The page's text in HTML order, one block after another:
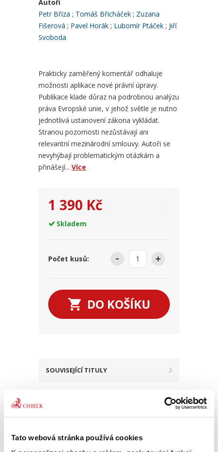
Tato webová stránka používá cookies
Autoři
Petr Bříza
Tomáš Břicháček
Zuzana
Fišerová
Pavel Horák Lubomír Ptáček
Jiří
Svoboda
Prakticky zaměřený komentář odhaluje
možnosti aplikace nové právní úpravy.
Publikace klade důraz na podrobnou analýzu
práva Evropské unie, v jehož světle je nutno
jednotlivá ustanovení zákona vykládat.
Stranou pozornosti nezůstávají ani
relevantní mezinárodní smlouvy. Autoři se
nevyhýbají problematickým otázkám a
přinášejí... Více
1 390 Kč
Skladem
Počet kusů:
DO KOŠÍKU
SOUVISEJÍCÍ TITULY
VÍCE O TITULU